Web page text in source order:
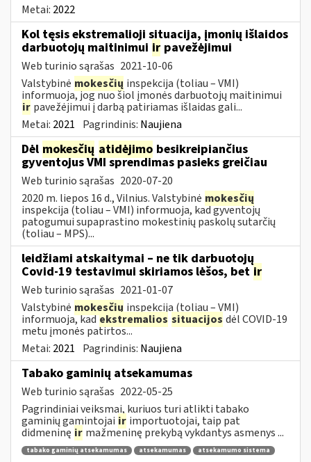
Metai: 2022
Kol tęsis ekstremalioji situacija, įmonių išlaidos
darbuotojų maitinimui ir pavežėjimui
Web turinio sąrašas 2021-10-06
Valstybinė mokesčių inspekcija (toliau – VMI)
informuoja, jog nuo šiol įmonės darbuotojų maitinimui
ir pavežėjimui į darbą patiriamas išlaidas gali...
Metai: 2021 Pagrindinis: Naujiena
Dėl mokesčių atidėjimo besikreipiančius
gyventojus VMI sprendimas pasieks greičiau
Web turinio sąrašas 2020-07-20
2020 m. liepos 16 d., Vilnius. Valstybinė mokesčių
inspekcija (toliau – VMI) informuoja, kad gyventojų
patogumui supaprastino mokestinių paskolų sutarčių
(toliau – MPS)...
leidžiami atskaitymai – ne tik darbuotojų
Covid-19 testavimui skiriamos lėšos, bet ir
Web turinio sąrašas 2021-01-07
Valstybinė mokesčių inspekcija (toliau – VMI)
informuoja, kadekstremalios situacijos dėl COVID-19
metu įmonės patirtos...
Metai: 2021 Pagrindinis: Naujiena
Tabako gaminių atsekamumas
Web turinio sąrašas 2022-05-25
Pagrindiniai veiksmai, kuriuos turi atlikti tabako
gaminių gamintojai ir importuotojai, taip pat
didmeninę ir mažmeninę prekybą vykdantys asmenys ...
tabako gaminių atsekamumas atsekamumas atsekamumo sistema